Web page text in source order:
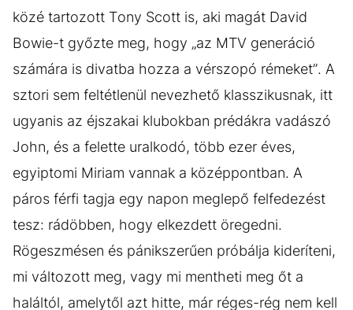
közé tartozott Tony Scott is, aki magát David
Bowie-t győzte meg, hogy „az MTV generáció
számára is divatba hozza a vérszopó rémeket”. A
sztori sem feltétlenül nevezhető klasszikusnak, itt
ugyanis az éjszakai klubokban prédákra vadászó
John, és a felette uralkodó, több ezer éves,
egyiptomi Miriam vannak a középpontban. A
páros férfi tagja egy napon meglepő felfedezést
tesz: rádöbben, hogy elkezdett öregedni.
Rögeszmésen és pánikszerűen próbálja kideríteni,
mi változott meg, vagy mi mentheti meg őt a
haláltól, amelytől azt hitte, már réges-rég nem kell